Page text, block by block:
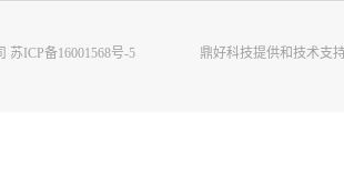
苏ICP备16001568号-5 鼎好科技提供和技术支